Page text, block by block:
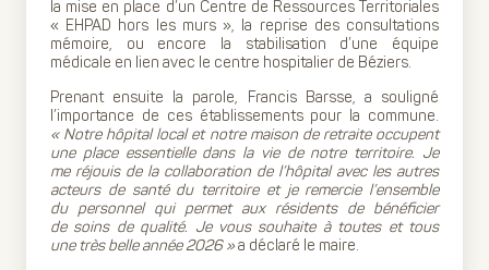
la mise en place d’un Centre de Ressources Territoriales
« EHPAD hors les murs », la reprise des consultations
mémoire, ou encore la stabilisation d’une équipe
médicale en lien avec le centre hospitalier de Béziers.
Prenant ensuite la parole, Francis Barsse, a souligné
l’importance de ces établissements pour la commune.
« Notre hôpital local et notre maison de retraite occupent
une place essentielle dans la vie de notre territoire. Je
me réjouis de la collaboration de l’hôpital avec les autres
acteurs de santé du territoire et je remercie l’ensemble
du personnel qui permet aux résidents de bénéficier
de soins de qualité. Je vous souhaite à toutes et tous
une très belle année 2026 »a déclaré le maire.